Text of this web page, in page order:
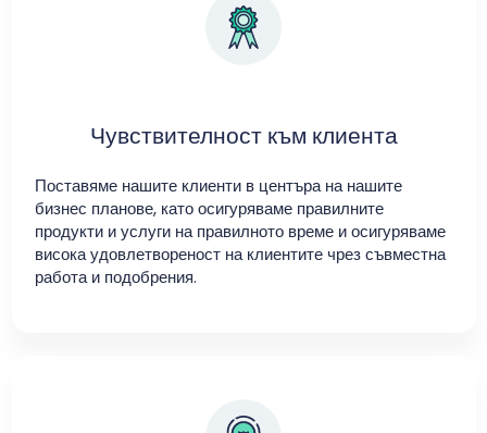
Чувствителност към клиента
Поставяме нашите клиенти в центъра на нашите
бизнес планове, като осигуряваме правилните
продукти и услуги на правилното време и осигуряваме
висока удовлетвореност на клиентите чрез съвместна
работа и подобрения.